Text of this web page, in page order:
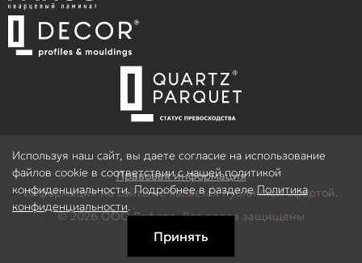
Правовая информация
Информация на сайте не является публичной офертой.
© 2026 ООО Рефлор, Все права защищены
Используя наш сайт, вы даете согласие на использование
файлов cookie в соответствии с нашей политикой
конфиденциальности. Подробнее в разделеПолитика
конфиденциальности.
Принять